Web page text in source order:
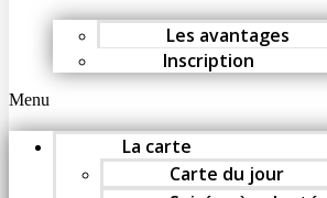
Les avantages
Inscription
Menu
La carte
Carte du jour